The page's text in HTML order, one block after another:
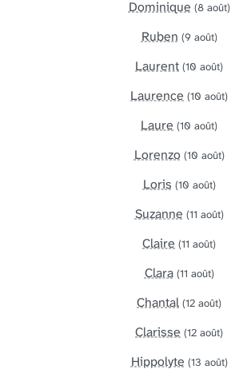
Dominique (8 août)
Ruben (9 août)
Laurent (10 août)
Laurence (10 août)
Laure (10 août)
Lorenzo (10 août)
Loris (10 août)
Suzanne (11 août)
Claire (11 août)
Clara (11 août)
Chantal (12 août)
Clarisse (12 août)
Hippolyte (13 août)